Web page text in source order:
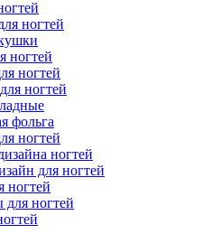
ногтей
ногтей
ногтей
ногтей
фольга
ногтей
ногтей
для ногтей
ногтей
для ногтей